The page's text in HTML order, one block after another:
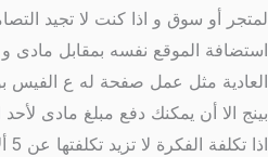
لمتجر أو سوق و اذا كنت لا تجيد
استضافة الموقع نفسه بمقابل مادى و
العادية مثل عمل صفحة له ع الفيس
بينج الا أن يمكنك دفع مبلغ مادى